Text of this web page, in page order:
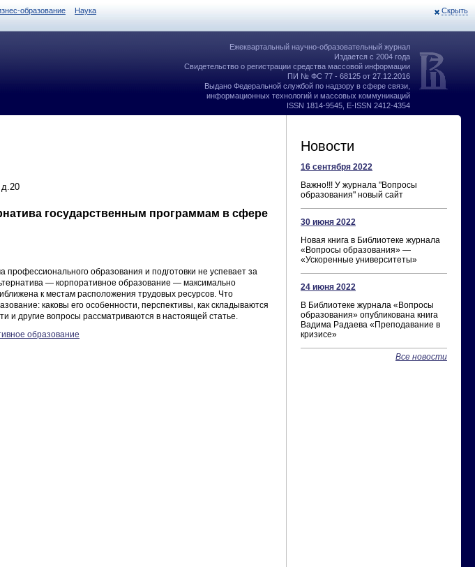
Скрыть
образование Наука
Ежеквартальный научно-образовательный журнал
Издается с 2004 года
Свидетельство о регистрации средства массовой информации
ПИ № ФС 77 - 68125 от 27.12.2016
Выдано Федеральной службой по надзору в сфере связи,
информационных технологий и массовых коммуникаций
ISSN 1814-9545, E-ISSN 2412-4354
государственным программам в сфере
образования и подготовки не успевает за
— корпоративное образование — максимально
к местам расположения трудовых ресурсов. Что
каковы его особенности, перспективы, как складываются
и другие вопросы рассматриваются в настоящей статье.
образование
Новости
16 сентября 2022
Важно!!! У журнала "Вопросы
образования" новый сайт
30 июня 2022
Новая книга в Библиотеке журнала
«Вопросы образования» —
«Ускоренные университеты»
24 июня 2022
В Библиотеке журнала «Вопросы
образования» опубликована книга
Вадима Радаева «Преподавание в
кризисе»
Все новости